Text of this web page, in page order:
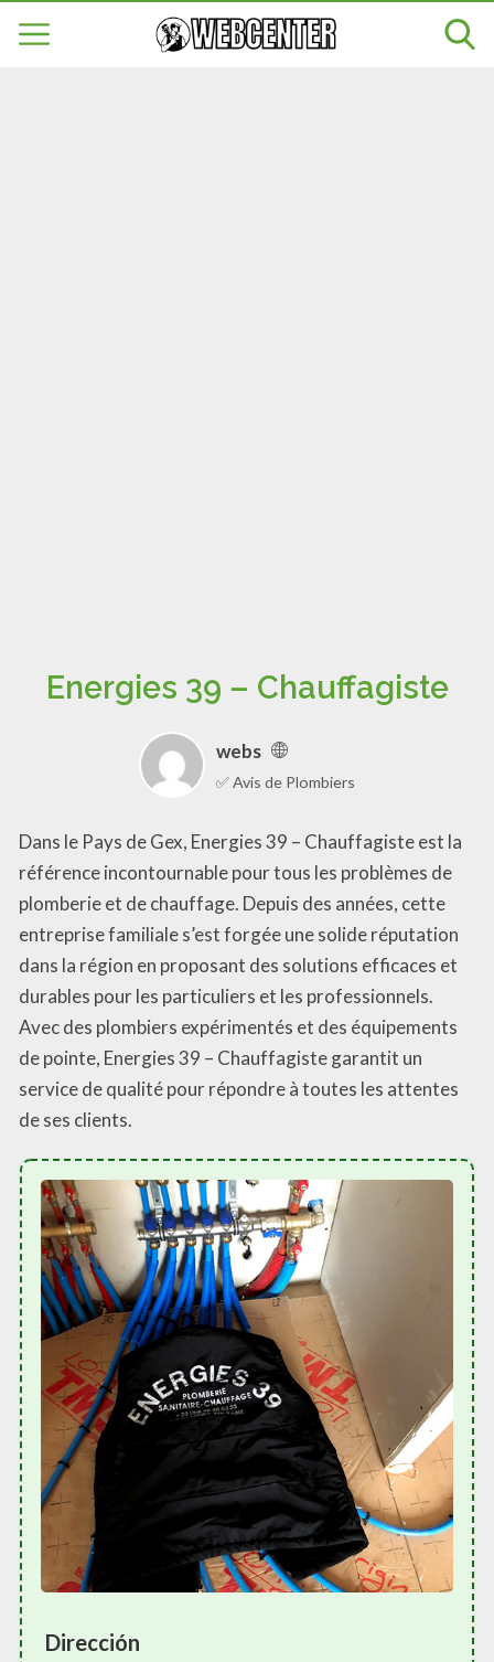
Energies 39 – Chauffagiste
webs
✅ Avis de Plombiers
Dans le Pays de Gex, Energies 39 – Chauffagiste est la
référence incontournable pour tous les problèmes de
plomberie et de chauffage. Depuis des années, cette
entreprise familiale s’est forgée une solide réputation
dans la région en proposant des solutions efficaces et
durables pour les particuliers et les professionnels.
Avec des plombiers expérimentés et des équipements
de pointe, Energies 39 – Chauffagiste garantit un
service de qualité pour répondre à toutes les attentes
de ses clients.
Dirección